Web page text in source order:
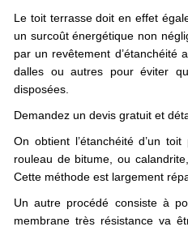
Le toit terrasse doit en effet
un surcoût énergétique non
par un revêtement d’étanchéité
dalles ou autres pour éviter
disposées.
Demandez un devis gratuit et
On obtient l’étanchéité d’un
rouleau de bitume, ou
Cette méthode est largement
Un autre procédé consiste à
membrane très résistance va